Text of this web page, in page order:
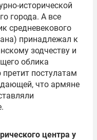
исторической
города. А все
средневекового
принадлежал к
зодчеству и
облика
постулатам
что армяне
центра у